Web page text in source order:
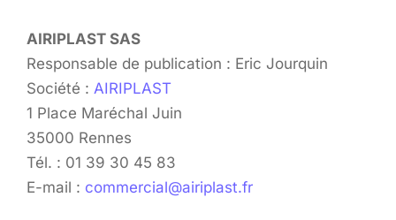
AIRIPLAST SAS
Responsable de publication : Eric Jourquin
Société : AIRIPLAST
1 Place Maréchal Juin
35000 Rennes
Tél. : 01 39 30 45 83
E-mail : commercial@airiplast.fr